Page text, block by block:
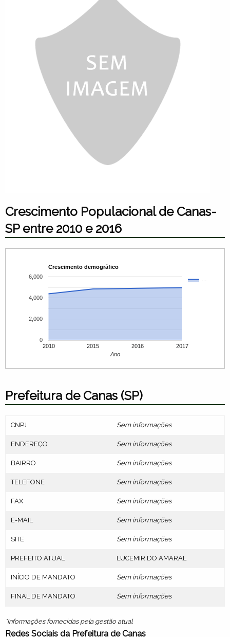
Crescimento Populacional de Canas-
SP entre 2010 e 2016
Crescimento demográfico
…
2010 2015 2016 2017
0
2,000
4,000
6,000
Ano
Prefeitura de Canas (SP)
CNPJ Sem informações
ENDEREÇO Sem informações
BAIRRO Sem informações
TELEFONE Sem informações
FAX Sem informações
E-MAIL Sem informações
SITE Sem informações
PREFEITO ATUAL LUCEMIR DO AMARAL
INÍCIO DE MANDATO Sem informações
FINAL DE MANDATO Sem informações
*Informações fornecidas pela gestão atual
Redes Sociais da Prefeitura de Canas